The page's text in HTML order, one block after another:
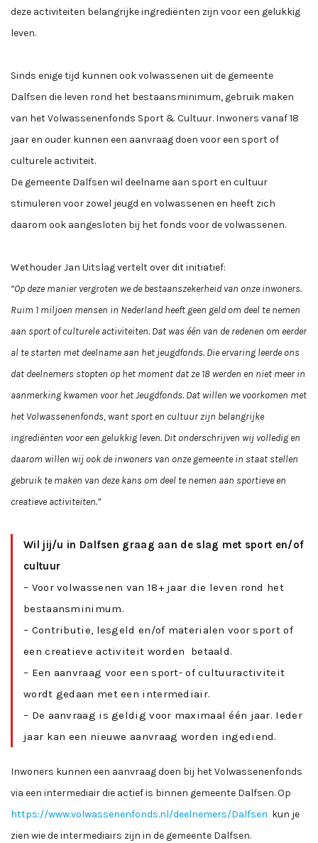
deze activiteiten belangrijke ingrediënten zijn voor een gelukkig
leven.
Sinds enige tijd kunnen ook volwassenen uit de gemeente
Dalfsen die leven rond het bestaansminimum, gebruik maken
van het Volwassenenfonds Sport & Cultuur. Inwoners vanaf 18
jaar en ouder kunnen een aanvraag doen voor een sport of
culturele activiteit.
De gemeente Dalfsen wil deelname aan sport en cultuur
stimuleren voor zowel jeugd en volwassenen en heeft zich
daarom ook aangesloten bij het fonds voor de volwassenen.
Wethouder Jan Uitslag vertelt over dit initiatief:
“Op deze manier vergroten we de bestaanszekerheid van onze inwoners.
Ruim 1 miljoen mensen in Nederland heeft geen geld om deel te nemen
aan sport of culturele activiteiten. Dat was één van de redenen om eerder
al te starten met deelname aan het jeugdfonds. Die ervaring leerde ons
dat deelnemers stopten op het moment dat ze 18 werden en niet meer in
aanmerking kwamen voor het Jeugdfonds. Dat willen we voorkomen met
het Volwassenenfonds, want sport en cultuur zijn belangrijke
ingrediënten voor een gelukkig leven. Dit onderschrijven wij volledig en
daarom willen wij ook de inwoners van onze gemeente in staat stellen
gebruik te maken van deze kans om deel te nemen aan sportieve en
creatieve activiteiten.”
Wil jij/u in Dalfsen graag aan de slag met sport en/of
cultuur
– Voor volwassenen van 18+ jaar die leven rond het
bestaansminimum.
– Contributie, lesgeld en/of materialen voor sport of
een creatieve activiteit worden betaald.
– Een aanvraag voor een sport- of cultuuractiviteit
wordt gedaan met een intermediair.
– De aanvraag is geldig voor maximaal één jaar. Ieder
jaar kan een nieuwe aanvraag worden ingediend.
Inwoners kunnen een aanvraag doen bij het Volwassenenfonds
via een intermediair die actief is binnen gemeente Dalfsen. Op
https://www.volwassenenfonds.nl/deelnemers/Dalfsen kun je
zien wie de intermediairs zijn in de gemeente Dalfsen.